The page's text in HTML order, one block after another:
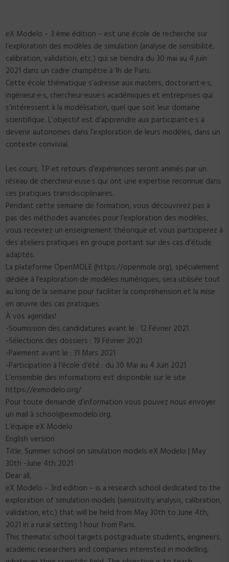
eX Modelo – 3 ème édition – est une école de recherche sur
l’exploration des modèles de simulation (analyse de sensibilité,
calibration, validation, etc.) qui se tiendra du 30 mai au 4 juin
2021 dans un cadre champêtre à 1h de Paris.
Cette école thématique s’adresse aux masters, doctorant·e·s,
ingénieur·e·s, chercheur·euse·s académiques et entreprises qui
s’intéressent à la modélisation, quel que soit leur domaine
scientifique. L’objectif est d’apprendre aux participant·e·s à
devenir autonomes dans l’exploration de leurs modèles, dans un
contexte convivial.
Les cours, TP et retours d’expériences seront animés par un
réseau de chercheur·euse·s qui ont une expertise reconnue dans
ces pratiques transdisciplinaires.
Pendant cette semaine de formation, vous découvrirez pas à
pas des méthodes avancées pour l’exploration des modèles,
vous recevrez un enseignement théorique et vous participerez à
des ateliers pratiques en groupe portant sur des cas d’étude
adaptés.
La plateforme OpenMOLE (https://openmole.org), spécialement
dédiée à l’exploration de modèles numériques, sera utilisée tout
au long de la semaine pour faciliter la compréhension et la mise
en œuvre des cas pratiques.
À vos agendas!
-Soumission des candidatures avant le : 12 Février 2021
-Sélections des dossiers : 19 Février 2021
-Paiement avant le : 31 Mars 2021
-Participation à l’école d’été : du 30 Mai au 4 Juin 2021
L’ensemble des informations est disponible sur le site
https://exmodelo.org/
Pour toute demande d’information vous pouvez nous envoyer
un mail à school@exmodelo.org.
L’équipe eX Modelo
English version
Title: Summer school on simulation models eX Modelo | May
30th -June 4th 2021
Dear all,
eX Modelo – 3rd edition – is a research school dedicated to the
exploration of simulation models (sensitivity analysis, calibration,
validation, etc.) that will be held from May 30th to June 4th,
2021 in a rural setting 1 hour from Paris.
This thematic school targets postgraduate students, engineers,
academic researchers and companies interested in modelling,